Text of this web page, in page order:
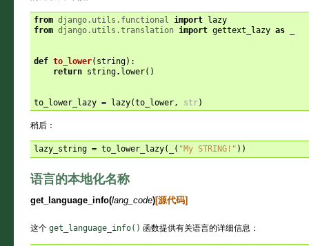
from django.utils.functional import lazy
from django.utils.translation import gettext_lazy as
def to_lower( string):
return string. lower()
to_lower_lazy = lazy(to_lower, str)
稍后：
lazy_string = to_lower_lazy( ( "My STRING!" ))
语言的本地化名称
get_language_info(lang_code)[源代码]
这个 get_language_info() 函数提供有关语言的详细信息：